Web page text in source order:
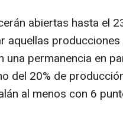
abiertas hasta el
aquellas
permanencia en
del 20% de
al menos con 6